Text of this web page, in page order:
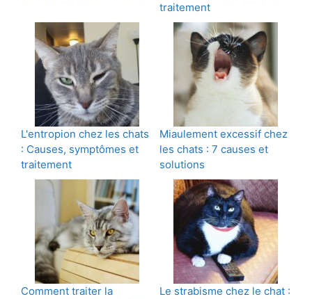
traitement
L'entropion chez les chats
: Causes, symptômes et
traitement
Miaulement excessif chez
les chats : 7 causes et
solutions
Comment traiter la
Le strabisme chez le chat :